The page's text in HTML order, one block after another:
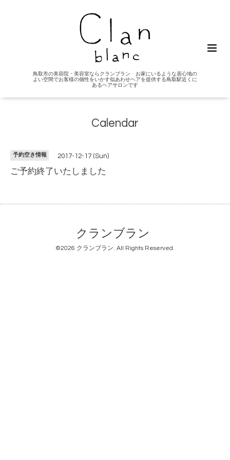
鳥取市の美容院・美容室ならクランブラン お家にいるような居心地の
よい空間でお客様の個性をいかす似あわせヘアを提供する鳥取駅近くに
あるヘアサロンです
Calendar
予約空き情報 2017-12-17 (Sun)
ご予約終了いたしました
クランブラン
©2026 クランブラン. All Rights Reserved.